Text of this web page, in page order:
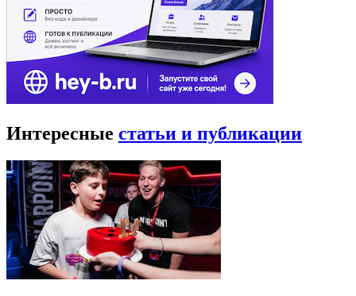
Интересные статьи и публикации